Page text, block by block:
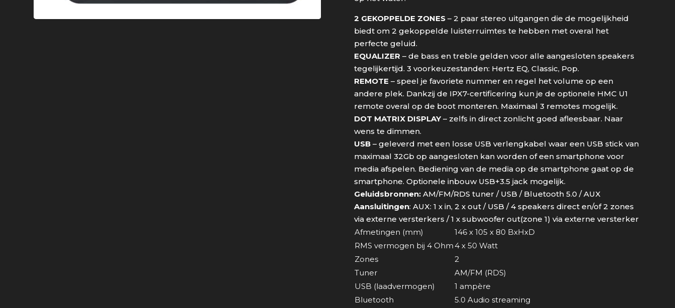
2 GEKOPPELDE ZONES – 2 paar stereo uitgangen die de mogelijkheid
biedt om 2 gekoppelde luisterruimtes te hebben met overal het
perfecte geluid.
EQUALIZER – de bass en treble gelden voor alle aangesloten speakers
tegelijkertijd. 3 voorkeuzestanden: Hertz EQ, Classic, Pop.
REMOTE – speel je favoriete nummer en regel het volume op een
andere plek. Dankzij de IPX7-certificering kun je de optionele HMC U1
remote overal op de boot monteren. Maximaal 3 remotes mogelijk.
DOT MATRIX DISPLAY– zelfs in direct zonlicht goed afleesbaar. Naar
wens te dimmen.
USB – geleverd met een losse USB verlengkabel waar een USB stick van
maximaal 32Gb op aangesloten kan worden of een smartphone voor
media afspelen. Bediening van de media op de smartphone gaat op de
smartphone. Optionele inbouw USB+3.5 jack mogelijk.
Geluidsbronnen: AM/FM/RDS tuner / USB / Bluetooth 5.0 / AUX
Aansluitingen: AUX: 1 x in, 2 x out / USB / 4 speakers direct en/of 2 zones
via externe versterkers / 1 x subwoofer out(zone 1) via externe versterker
Afmetingen (mm)
146 x 105 x 80 BxHxD
RMS vermogen bij 4 Ohm 4 x 50 Watt
Zones
2
Tuner
AM/FM (RDS)
USB (laadvermogen)
1 ampère
Bluetooth
5.0 Audio streaming